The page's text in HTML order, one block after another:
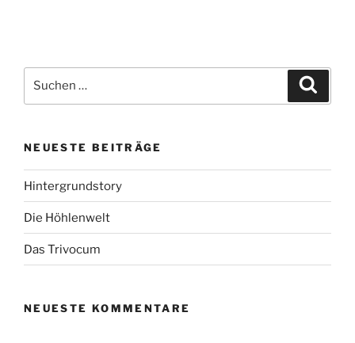
nach:
NEUESTE BEITRÄGE
Hintergrundstory
Die Höhlenwelt
Das Trivocum
NEUESTE KOMMENTARE